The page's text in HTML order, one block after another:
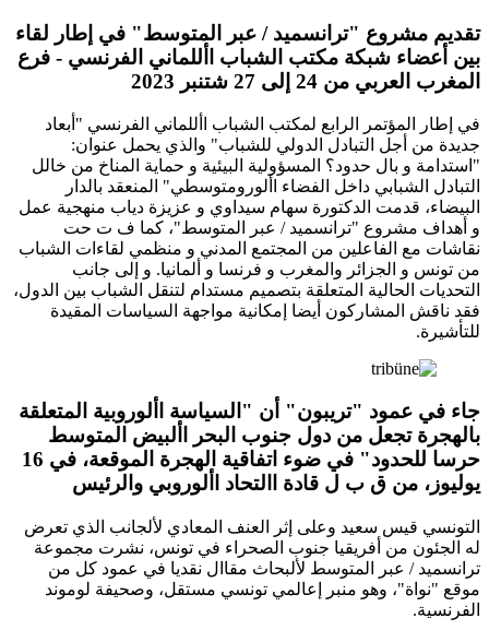
تقديم مشروع "ترانسميد / عبر المتوسط" في إطار لقاء
بين أعضاء شبكة مكتب الشباب األلماني الفرنسي - فرع
المغرب العربي من 24 إلى 27 شتنبر 2023
في إطار المؤتمر الرابع لمكتب الشباب األلماني الفرنسي "أبعاد
جديدة من أجل التبادل الدولي للشباب" والذي يحمل عنوان:
"استدامة و بال حدود؟ المسؤولية البيئية و حماية المناخ من خالل
التبادل الشبابي داخل الفضاء األورومتوسطي" المنعقد بالدار
البيضاء، قدمت الدكتورة سهام سيداوي و عزيزة دياب منهجية عمل
و أهداف مشروع "ترانسميد / عبر المتوسط"، كما ف ت حت
نقاشات مع الفاعلين من المجتمع المدني و منظمي لقاءات الشباب
من تونس و الجزائر والمغرب و فرنسا و ألمانيا. و إلى جانب
التحديات الحالية المتعلقة بتصميم مستدام لتنقل الشباب بين الدول،
فقد ناقش المشاركون أيضا إمكانية مواجهة السياسات المقيدة
للتأشيرة.
جاء في عمود "تريبون" أن "السياسة األوروبية المتعلقة
بالهجرة تجعل من دول جنوب البحر األبيض المتوسط
حرسا للحدود" في ضوء اتفاقية الهجرة الموقعة، في 16
يوليوز، من ق ب ل قادة االتحاد األوروبي والرئيس
التونسي قيس سعيد وعلى إثر العنف المعادي لألجانب الذي تعرض
له الجئون من أفريقيا جنوب الصحراء في تونس، نشرت مجموعة
ترانسميد / عبر المتوسط لألبحاث مقاال نقديا في عمود كل من
موقع "نواة"، وهو منبر إعالمي تونسي مستقل، وصحيفة لوموند
الفرنسية.